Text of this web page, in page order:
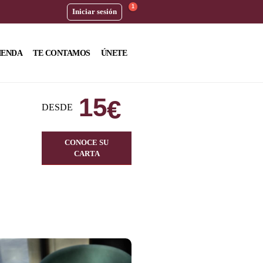
Iniciar sesión
1
TE CONTAMOS ÚNETE
DESDE 15€
CONOCE SU
CARTA